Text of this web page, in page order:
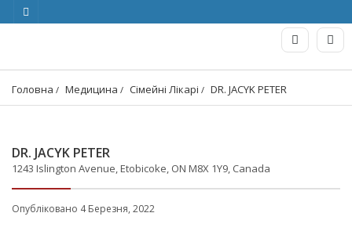
Головна Медицина Сімейні Лікарі DR. JACYK PETER
DR. JACYK PETER
1243 Islington Avenue, Etobicoke, ON M8X 1Y9, Canada
Опубліковано 4 Березня, 2022